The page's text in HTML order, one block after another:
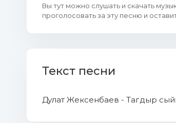
Вы тут можно слушать и скачать
проголосовать за эту песню и
Текст песни
Дулат Жексенбаев - Тагдыр